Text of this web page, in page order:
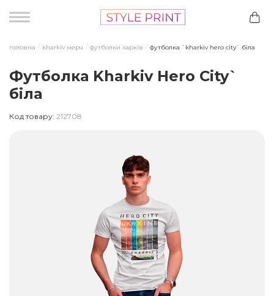
головна kharkiv мерч футболки харків футболка `kharkiv hero city` біла
Футболка Kharkiv Hero City`
біла
Код товару: 212708